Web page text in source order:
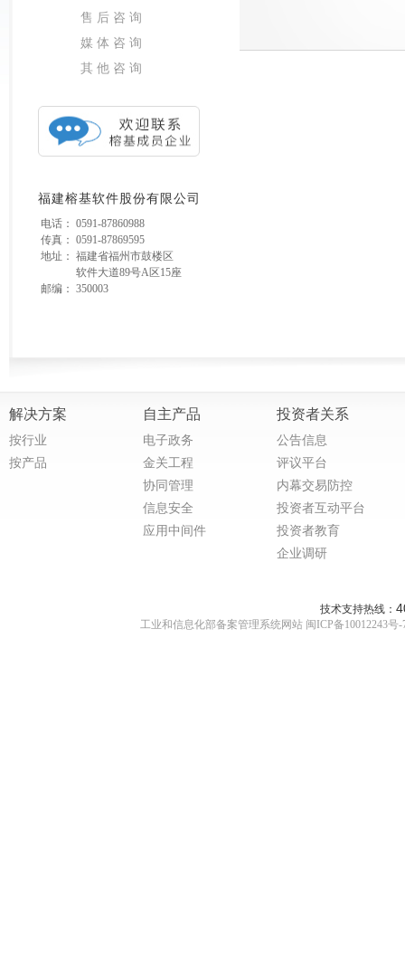
售后咨询
媒体咨询
其他咨询
福建榕基软件股份有限公司
电话： 0591-87860988
传真： 0591-87869595
地址： 福建省福州市鼓楼区
软件大道89号A区15座
邮编： 350003
解决方案
按行业
按产品
自主产品
电子政务
金关工程
协同管理
信息安全
应用中间件
投资者关系
公告信息
评议平台
内幕交易防控
投资者互动平台
投资者教育
企业调研
技术支持热线：
工业和信息化部备案管理系统网站 闽ICP备10012243号-